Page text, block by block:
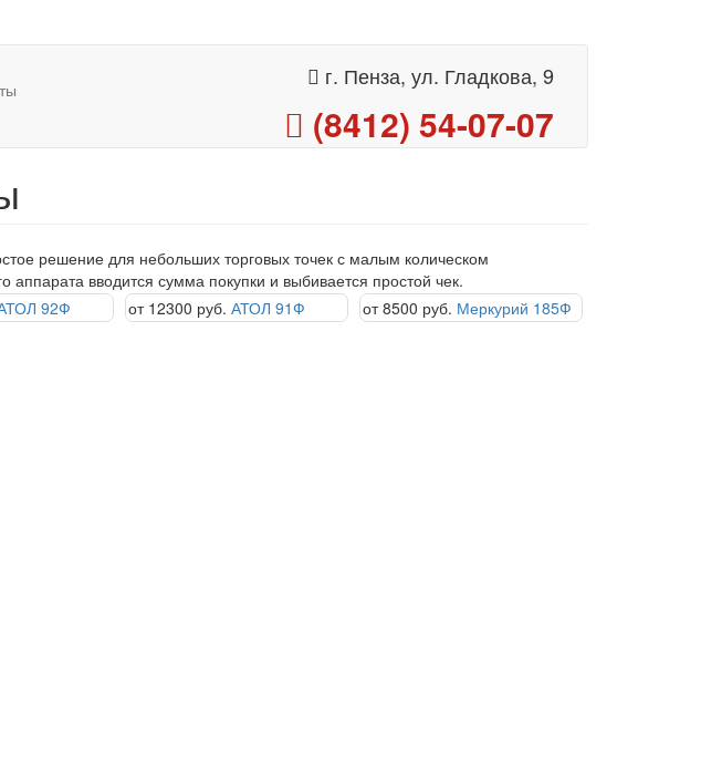
г. Пенза, ул. Гладкова, 9
(8412) 54-07-07
решение для небольших торговых точек с малым колическом
аппарата вводится сумма покупки и выбивается простой чек.
92Ф от 12300 руб. АТОЛ 91Ф от 8500 руб. Меркурий 185Ф